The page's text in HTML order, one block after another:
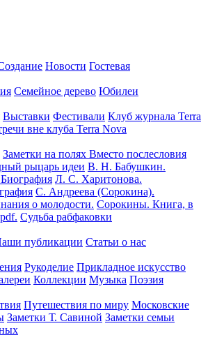
Новости Гостевая
Семейное дерево Юбилеи
Выставки Фестивали Клуб журнала Terra
вне клуба Terra Nova
Заметки на полях Вместо послесловия
рыцарь идеи В. Н. Бабушкин.
Л. С. Харитонова.
С. Андреева (Сорокина).
о молодости. Сорокины. Книга, в
Судьба рабфаковки
публикации Статьи о нас
Рукоделие Прикладное искусство
Коллекции Музыка Поэзия
Путешествия по миру Московские
Заметки Т. Савиной Заметки семьи